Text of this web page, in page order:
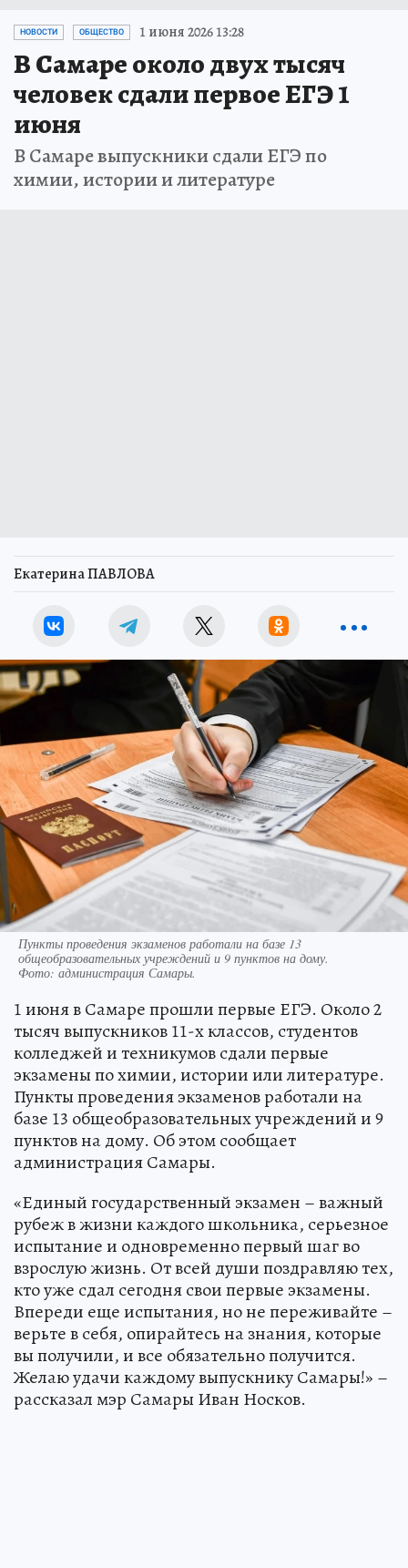
НОВОСТИ ОБЩЕСТВО 1 июня 2026 13:28
В Самаре около двух тысяч
человек сдали первое ЕГЭ 1
июня
В Самаре выпускники сдали ЕГЭ по
химии, истории и литературе
Екатерина ПАВЛОВА
Пункты проведения экзаменов работали на базе 13
общеобразовательных учреждений и 9 пунктов на дому.
Фото: администрация Самары.
1 июня в Самаре прошли первые ЕГЭ. Около 2
тысяч выпускников 11-х классов, студентов
колледжей и техникумов сдали первые
экзамены по химии, истории или литературе.
Пункты проведения экзаменов работали на
базе 13 общеобразовательных учреждений и 9
пунктов на дому. Об этом сообщает
администрация Самары.
«Единый государственный экзамен – важный
рубеж в жизни каждого школьника, серьезное
испытание и одновременно первый шаг во
взрослую жизнь. От всей души поздравляю тех,
кто уже сдал сегодня свои первые экзамены.
Впереди еще испытания, но не переживайте –
верьте в себя, опирайтесь на знания, которые
вы получили, и все обязательно получится.
Желаю удачи каждому выпускнику Самары!» –
рассказал мэр Самары Иван Носков.